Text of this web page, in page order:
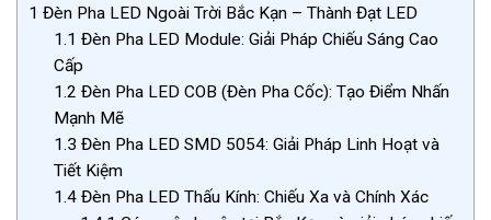
1 Đèn Pha LED Ngoài Trời Bắc Kạn – Thành Đạt LED
1.1 Đèn Pha LED Module: Giải Pháp Chiếu Sáng Cao
Cấp
1.2 Đèn Pha LED COB (Đèn Pha Cốc): Tạo Điểm Nhấn
Mạnh Mẽ
1.3 Đèn Pha LED SMD 5054: Giải Pháp Linh Hoạt và
Tiết Kiệm
1.4 Đèn Pha LED Thấu Kính: Chiếu Xa và Chính Xác